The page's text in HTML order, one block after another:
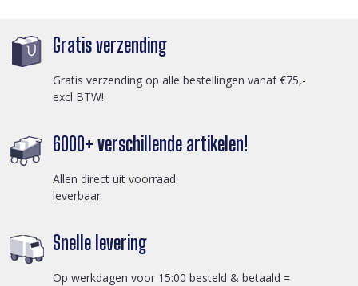
Gratis verzending
Gratis verzending op alle bestellingen vanaf €75,-
excl BTW!
6000+ verschillende artikelen!
Allen direct uit voorraad
leverbaar
Snelle levering
Op werkdagen voor 15:00 besteld & betaald =